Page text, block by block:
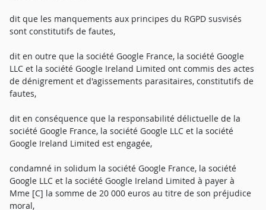
dit que les manquements aux principes du RGPD susvisés
sont constitutifs de fautes,
dit en outre que la société Google France, la société Google
LLC et la société Google Ireland Limited ont commis des actes
de dénigrement et d'agissements parasitaires, constitutifs de
fautes,
dit en conséquence que la responsabilité délictuelle de la
société Google France, la société Google LLC et la société
Google Ireland Limited est engagée,
condamné in solidum la société Google France, la société
Google LLC et la société Google Ireland Limited à payer à
Mme [C] la somme de 20 000 euros au titre de son préjudice
moral,